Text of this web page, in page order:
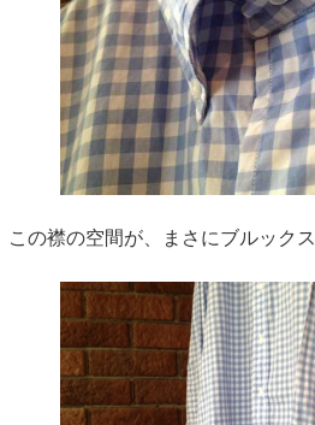
この襟の空間が、まさにブルックス